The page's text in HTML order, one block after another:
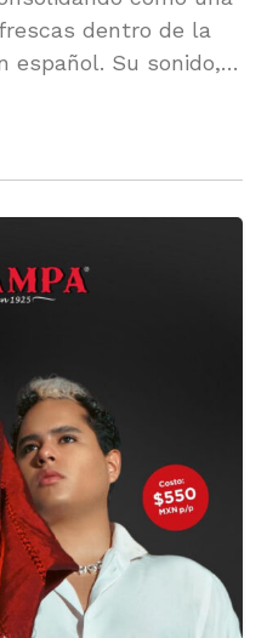
dentro de la
español. Su sonido,